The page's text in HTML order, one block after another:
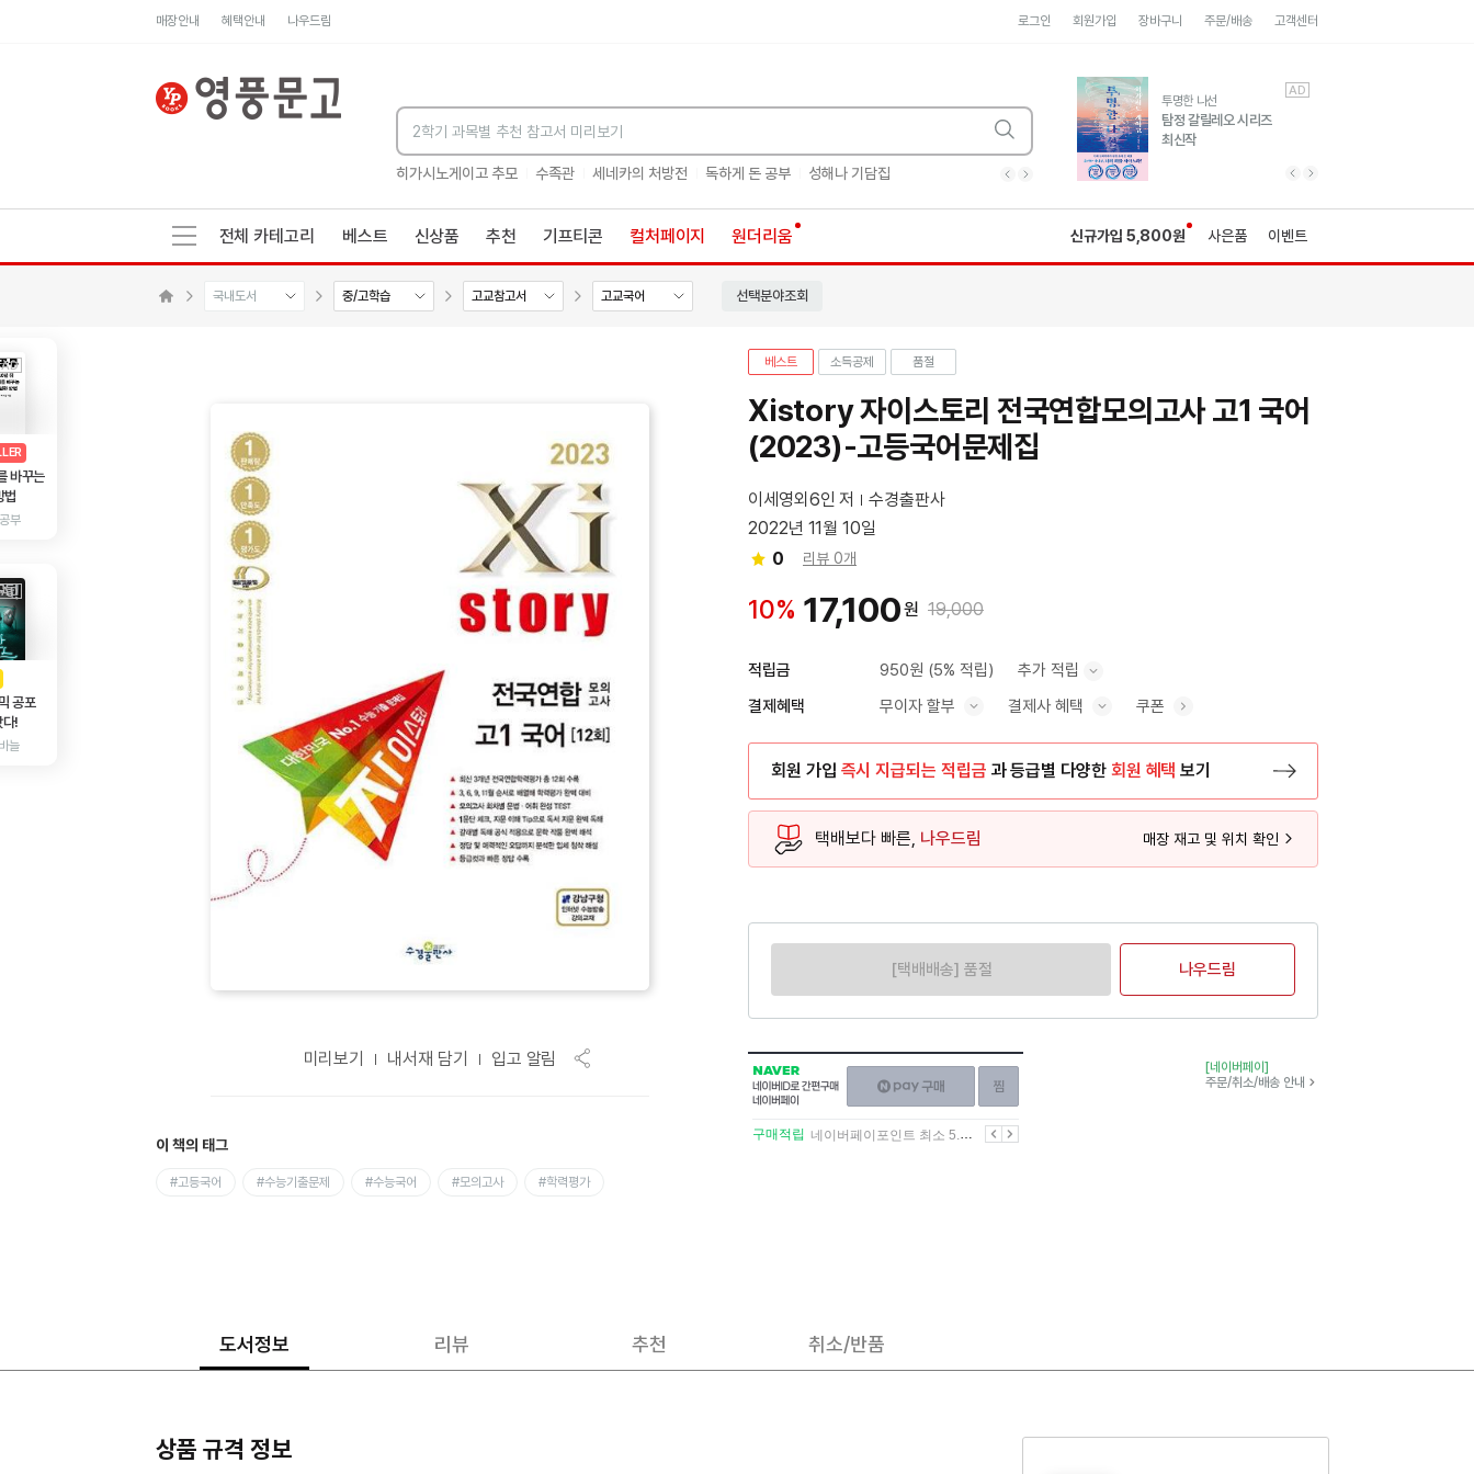
매장안내 혜택안내 나우드림 로그인 회원가입 장바구니 주문/배송 고객센터
히가시노게이고 추모 수족관 세네카의 처방전 독하게 돈 공부 성해나 기담집 히가시노게이고 추모 수족관 독하게 돈 공부
유럽 도시 기행3
풍성한 서사와 인문학적
통찰!
AD
투명한 나선
탐정 갈릴레오 시리즈
최신작
AD
전체 카테고리 베스트 신상품 추천 기프티콘 컬처페이지 원더리움 신규가입 5,800원 사은품 이벤트
국내도서 중/고학습 고교참고서 고교국어 선택분야조회
AD
바꾸는
법
부
AD
공포
다!
늘
미리보기 내서재 담기 입고 알림
이 책의 태그
#고등국어 #수능기출문제 #수능국어 #모의고사 #학력평가
베스트 소득공제 품절
Xistory 자이스토리 전국연합모의고사 고1 국어
(2023)-고등국어문제집
이세영외6인 저
수경출판사
2022년 11월 10일
0
리뷰 0개
10% 17,100원 19,000
적립금 950원 (5% 적립) 추가 적립
결제혜택 무이자 할부 결제사 혜택 쿠폰
회원 가입 즉시 지급되는 적립금 과 등급별 다양한 회원 혜택 보기
택배보다 빠른, 나우드림 매장 재고 및 위치 확인
[택배배송] 품절 나우드림
NAVER
네이버
ID로
간편구매
네이버페이
구매하기
이전
구매적립 네이버페이포인트 최소 5.5% 적립 다음
[네이버페이]
주문/취소/배송 안내
도서정보 리뷰 추천 취소/반품
상품 규격 정보